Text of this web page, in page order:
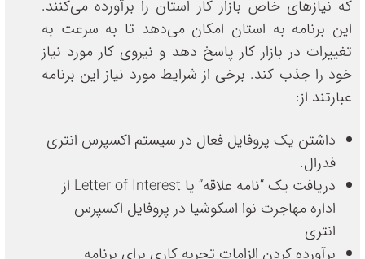
که نیازهای خاص بازار کار استان را برآورده می‌کنند.
این برنامه به استان امکان می‌دهد تا به سرعت به
تغییرات در بازار کار پاسخ دهد و نیروی کار مورد نیاز
خود را جذب کند. برخی از شرایط مورد نیاز این برنامه
عبارتند از:
داشتن یک پروفایل فعال در سیستم اکسپرس انتری
فدرال.
دریافت یک “نامه علاقه” یا Letter of Interest از
اداره مهاجرت نوا اسکوشیا در پروفایل اکسپرس
انتری
برآورده کردن الزامات تجربه کاری برای برنامه